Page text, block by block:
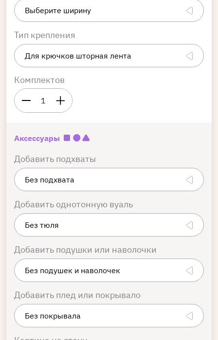
Тип крепления
Комплектов
1
Аксессуары
Добавить подхваты
Добавить однотонную вуаль
Добавить подушки или наволочки
Добавить плед или покрывало